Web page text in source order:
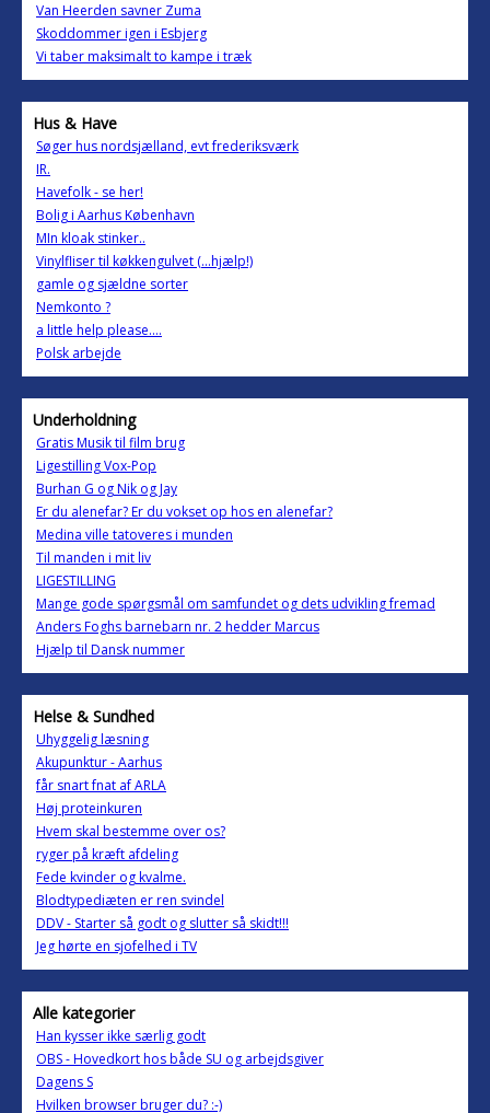
Van Heerden savner Zuma
Skoddommer igen i Esbjerg
Vi taber maksimalt to kampe i træk
Hus & Have
Søger hus nordsjælland, evt frederiksværk
IR.
Havefolk - se her!
Bolig i Aarhus København
MIn kloak stinker..
Vinylfliser til køkkengulvet (...hjælp!)
gamle og sjældne sorter
Nemkonto ?
a little help please....
Polsk arbejde
Underholdning
Gratis Musik til film brug
Ligestilling Vox-Pop
Burhan G og Nik og Jay
Er du alenefar? Er du vokset op hos en alenefar?
Medina ville tatoveres i munden
Til manden i mit liv
LIGESTILLING
Mange gode spørgsmål om samfundet og dets udvikling fremad
Anders Foghs barnebarn nr. 2 hedder Marcus
Hjælp til Dansk nummer
Helse & Sundhed
Uhyggelig læsning
Akupunktur - Aarhus
får snart fnat af ARLA
Høj proteinkuren
Hvem skal bestemme over os?
ryger på kræft afdeling
Fede kvinder og kvalme.
Blodtypediæten er ren svindel
DDV - Starter så godt og slutter så skidt!!!
Jeg hørte en sjofelhed i TV
Alle kategorier
Han kysser ikke særlig godt
OBS - Hovedkort hos både SU og arbejdsgiver
Dagens S
Hvilken browser bruger du? :-)